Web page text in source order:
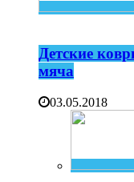
Детские
мяча
03.05.2018